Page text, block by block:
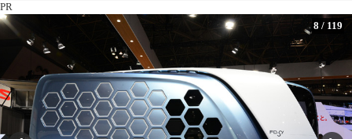
PR
8 / 119